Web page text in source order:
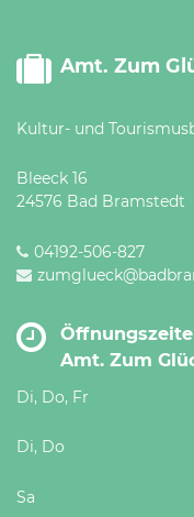
Amt. Zum
Kultur- und
Bleeck 16
24576 Bad Bramstedt
04192-506-827
Amt. Zum
Di, Do, Fr
Di, Do
Sa